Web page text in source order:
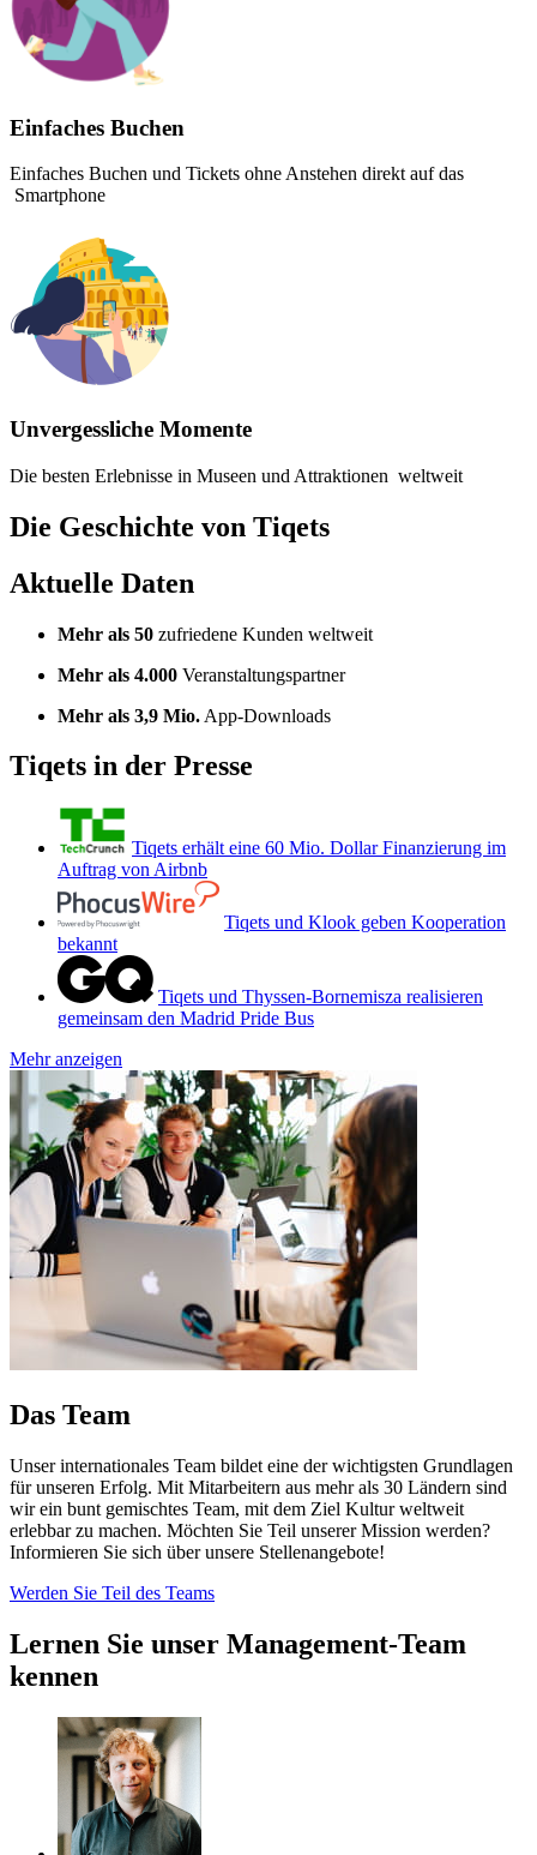
Einfaches Buchen
Einfaches Buchen und Tickets ohne Anstehen direkt auf das
Smartphone
Unvergessliche Momente
Die besten Erlebnisse in Museen und Attraktionen weltweit
Die Geschichte von Tiqets
Aktuelle Daten
Mehr als 50 zufriedene Kunden weltweit
Mehr als 4.000 Veranstaltungspartner
Mehr als 3,9 Mio. App-Downloads
Tiqets in der Presse
Tiqets erhält eine 60 Mio. Dollar Finanzierung im
Auftrag von Airbnb
Tiqets und Klook geben Kooperation
bekannt
Tiqets und Thyssen-Bornemisza realisieren
gemeinsam den Madrid Pride Bus
Mehr anzeigen
Das Team
Unser internationales Team bildet eine der wichtigsten Grundlagen
für unseren Erfolg. Mit Mitarbeitern aus mehr als 30 Ländern sind
wir ein bunt gemischtes Team, mit dem Ziel Kultur weltweit
erlebbar zu machen. Möchten Sie Teil unserer Mission werden?
Informieren Sie sich über unsere Stellenangebote!
Werden Sie Teil des Teams
Lernen Sie unser Management-Team
kennen